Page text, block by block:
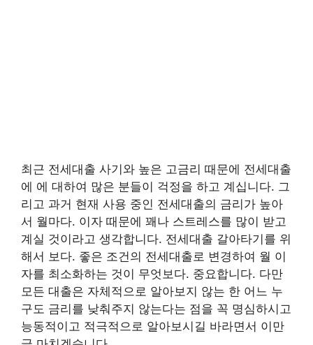
최근 전세대출 사기와 높은 고금리 때문에 전세대출
에 에 대하여 많은 분들이 걱정을 하고 계십니다. 그
리고 과거 현재 사용 중인 전세대출의 금리가 높아
서 월마다. 이자 때문에 꽤나 스트레스를 많이 받고
계실 것이라고 생각합니다. 전세대출 갈아타기를 위
해서 보다. 좋은 조건의 전세대출로 변경하여 월 이
자를 최소화하는 것이 무엇보다. 중요합니다. 다만
모든 대출은 자체적으로 알아보지 않는 한 어느 누
구도 금리를 낮춰주지 않는다는 점을 꼭 명심하시고
능동적이고 적극적으로 알아보시길 바라면서 이만